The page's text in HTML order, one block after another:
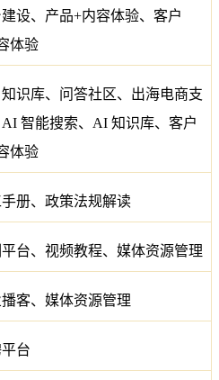
设、产品+内容体验、客户
体验
识库、问答社区、出海电商支
智能搜索、AI 知识库、客户
体验
手册、政策法规解读
台、视频教程、媒体资源管理
客、媒体资源管理
台